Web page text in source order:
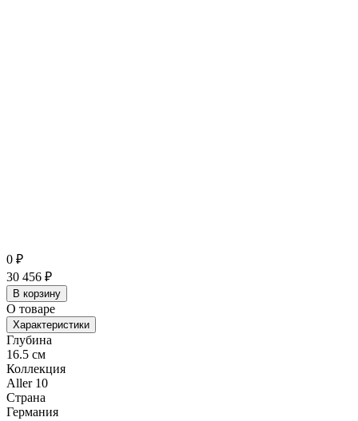
0 ₽
30 456 ₽
В корзину
О товаре
Характеристики
Глубина
16.5 см
Коллекция
Aller 10
Страна
Германия